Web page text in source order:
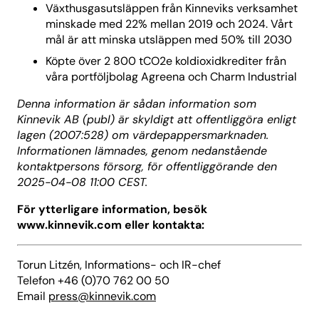
Växthusgasutsläppen från Kinneviks verksamhet
minskade med 22% mellan 2019 och 2024. Vårt
mål är att minska utsläppen med 50% till 2030
Köpte över 2 800 tCO2e koldioxidkrediter från
våra portföljbolag Agreena och Charm Industrial
Denna information är sådan information som
Kinnevik AB (publ) är skyldigt att offentliggöra enligt
lagen (2007:528) om värdepappersmarknaden.
Informationen lämnades, genom nedanstående
kontaktpersons försorg, för offentliggörande den
2025-04-08 11:00 CEST.
För ytterligare information, besök
www.kinnevik.com eller kontakta:
Torun Litzén, Informations- och IR-chef
Telefon +46 (0)70 762 00 50
Email press@kinnevik.com